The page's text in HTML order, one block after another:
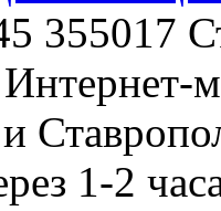
355017
Интернет-
1-2